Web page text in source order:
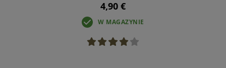
4,90 €
W MAGAZYNIE